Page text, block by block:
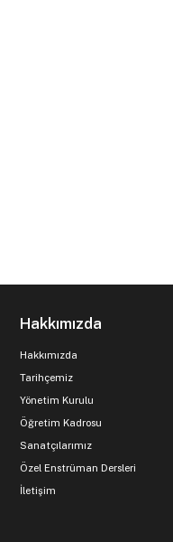
Hakkımızda
Hakkımızda
Tarihçemiz
Yönetim Kurulu
Öğretim Kadrosu
Sanatçılarımız
Özel Enstrüman Dersleri
İletişim